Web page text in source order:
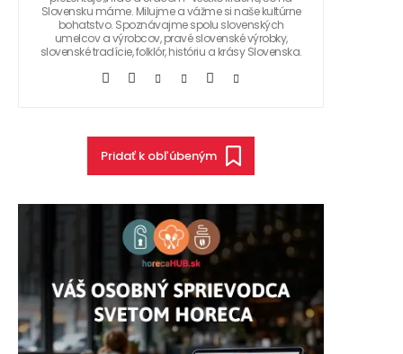
Slovensku máme. Milujme a vážme si naše kultúrne
bohatstvo. Spoznávajme spolu slovenských
umelcov a výrobcov, pravé slovenské výrobky,
slovenské tradície, folklór, históriu a krásy Slovenska.
Pridať k obľúbeným